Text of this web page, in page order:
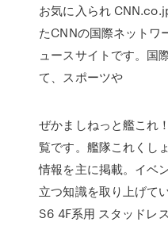
お気に入られ
たCNNの国際ネットワ
ュースサイトです。国
て、スポーツや
ぜかましねっと艦これ
覧です。艦隊これくし
情報を主に掲載。イベ
立つ知識を取り上げて
S6 4F系用 スタッドレ